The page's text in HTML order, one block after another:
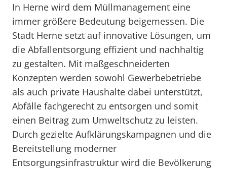
In Herne wird dem Müllmanagement eine
immer größere Bedeutung beigemessen. Die
Stadt Herne setzt auf innovative Lösungen, um
die Abfallentsorgung effizient und nachhaltig
zu gestalten. Mit maßgeschneiderten
Konzepten werden sowohl Gewerbebetriebe
als auch private Haushalte dabei unterstützt,
Abfälle fachgerecht zu entsorgen und somit
einen Beitrag zum Umweltschutz zu leisten.
Durch gezielte Aufklärungskampagnen und die
Bereitstellung moderner
Entsorgungsinfrastruktur wird die Bevölkerung